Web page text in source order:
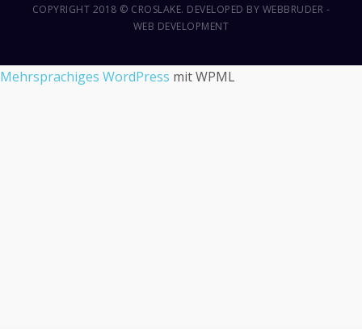
COPYRIGHT 2018 © CROSLAKE. DEVELOPED BY WEBBRUDER -
WEB DEVELOPMENT
Mehrsprachiges WordPress mit WPML